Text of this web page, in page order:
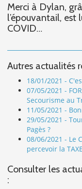
Merci à Dylan,
l’épouvantail, est
COVID…
Autres actualités
18/01/2021 -
07/05/2021 -
Secourisme au
11/05/2021 -
29/05/2021 -
Pagès ?
08/06/2021 - Le
percevoir la
Consulter les
: